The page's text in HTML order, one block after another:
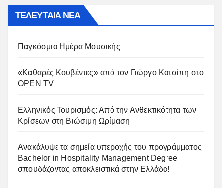
ΤΕΛΕΥΤΑΙΑ ΝΕΑ
Παγκόσμια Ημέρα Μουσικής
«Καθαρές Κουβέντες» από τον Γιώργο Κατσίπη στο
OPEN TV
Ελληνικός Τουρισμός: Από την Ανθεκτικότητα των
Κρίσεων στη Βιώσιμη Ωρίμαση
Ανακάλυψε τα σημεία υπεροχής του προγράμματος
Bachelor in Hospitality Management Degree
σπουδάζοντας αποκλειστικά στην Ελλάδα!